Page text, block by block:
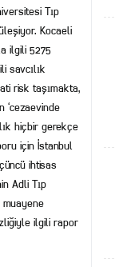
Tıp
Kocaeli
ilgili 5275
savcılık
risk taşımakta,
‘cezaevinde
hiçbir gerekçe
için İstanbul
ihtisas
Adli Tıp
ilgili rapor